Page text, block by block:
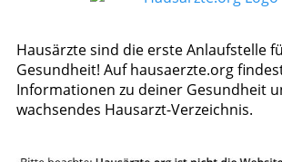
Hausärzte sind die erste Anlaufstelle
Gesundheit! Auf hausaerzte.org
Informationen zu deiner Gesundheit
wachsendes Hausarzt-Verzeichnis.